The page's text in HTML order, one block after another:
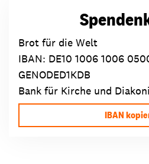
Brot für die Welt
IBAN: DE10 1006 1006
GENODED1KDB
Bank für Kirche und
IBAN